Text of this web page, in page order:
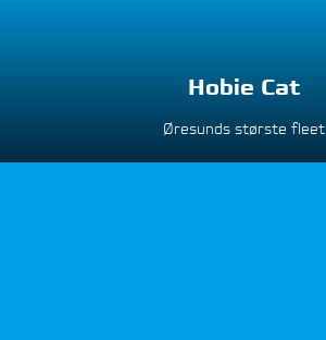
Hobie Cat
Øresunds største fleet